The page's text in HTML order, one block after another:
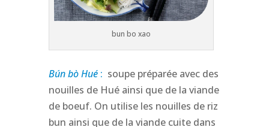
bun bo xao
Bún bò Hué : soupe préparée avec des
nouilles de Hué ainsi que de la viande
de boeuf. On utilise les nouilles de riz
bun ainsi que de la viande cuite dans